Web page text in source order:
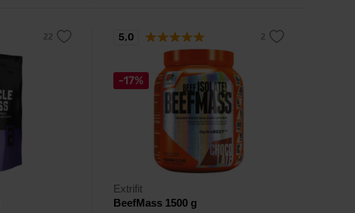
-17%
Extrifit
BeefMass 1500 g
5,0